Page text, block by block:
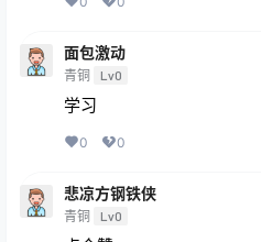
面包激动
青铜 Lv0
学习
0 0
悲凉方钢铁侠
青铜 Lv0